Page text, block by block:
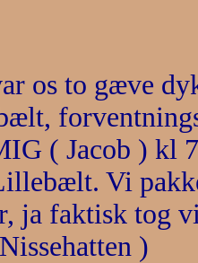
os to gæve
( Jacob ) kl
Vi
ja faktisk tog
)